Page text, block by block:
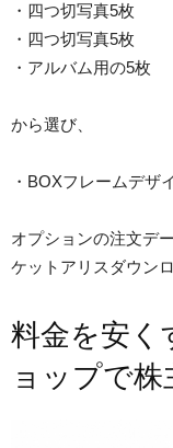
・四つ切写真5枚
・四つ切写真5枚
・アルバム用の5枚
から選び、
・BOXフレームデザ
オプションの注文デ
ケットアリスダウン
料金を安
ョップで株